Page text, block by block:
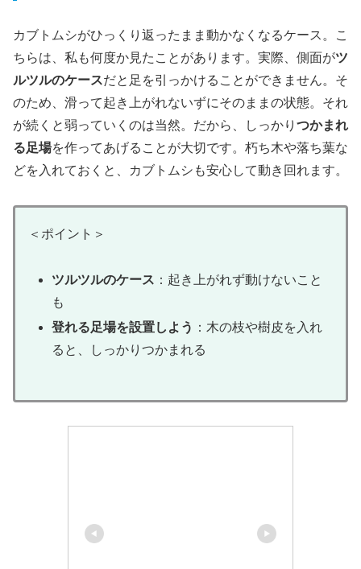
カブトムシがひっくり返ったまま動かなくなるケース。こ
ちらは、私も何度か見たことがあります。実際、側面がツ
ルツルのケースだと足を引っかけることができません。そ
のため、滑って起き上がれないずにそのままの状態。それ
が続くと弱っていくのは当然。だから、しっかり つかまれ
る足場を作ってあげることが大切です。朽ち木や落ち葉な
どを入れておくと、カブトムシも安心して動き回れます。
＜ポイント＞
ツルツルのケース ：起き上がれず動けないこと
も
登れる足場を設置しよう ：木の枝や樹皮を入れ
ると、しっかりつかまれる